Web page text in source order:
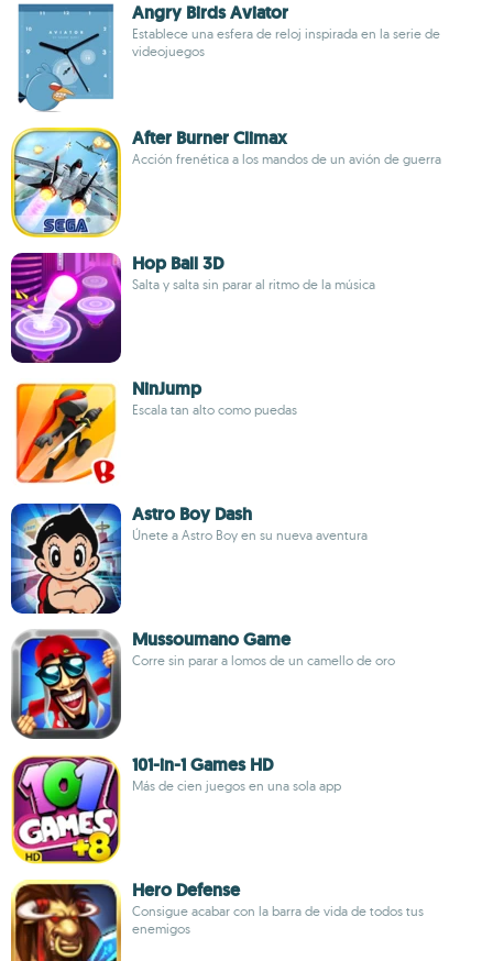
Angry Birds Aviator
Establece una esfera de reloj inspirada en la serie de
videojuegos
After Burner Climax
Acción frenética a los mandos de un avión de guerra
Hop Ball 3D
Salta y salta sin parar al ritmo de la música
NinJump
Escala tan alto como puedas
Astro Boy Dash
Únete a Astro Boy en su nueva aventura
Mussoumano Game
Corre sin parar a lomos de un camello de oro
101-in-1 Games HD
Más de cien juegos en una sola app
Hero Defense
Consigue acabar con la barra de vida de todos tus
enemigos